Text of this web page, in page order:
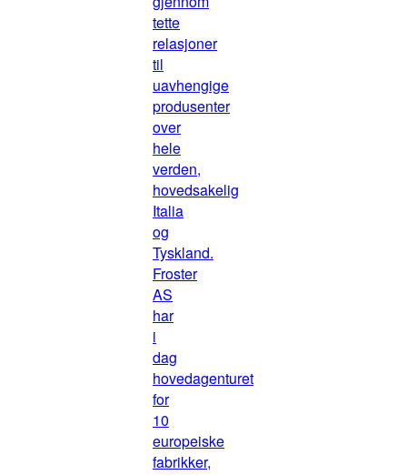
tette
relasjoner
til
uavhengige
produsenter
over
hele
verden,
hovedsakelig
Italia
og
Tyskland.
Froster
AS
har
i
dag
hovedagenturet
for
10
europeiske
fabrikker,